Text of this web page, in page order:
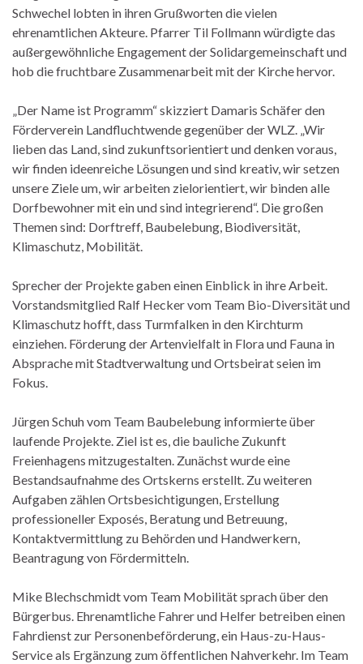
Schwechel lobten in ihren Grußworten die vielen
ehrenamtlichen Akteure. Pfarrer Til Follmann würdigte das
außergewöhnliche Engagement der Solidargemeinschaft und
hob die fruchtbare Zusammenarbeit mit der Kirche hervor.
„Der Name ist Programm“ skizziert Damaris Schäfer den
Förderverein Landfluchtwende gegenüber der WLZ. „Wir
lieben das Land, sind zukunftsorientiert und denken voraus,
wir finden ideenreiche Lösungen und sind kreativ, wir setzen
unsere Ziele um, wir arbeiten zielorientiert, wir binden alle
Dorfbewohner mit ein und sind integrierend“. Die großen
Themen sind: Dorftreff, Baubelebung, Biodiversität,
Klimaschutz, Mobilität.
Sprecher der Projekte gaben einen Einblick in ihre Arbeit.
Vorstandsmitglied Ralf Hecker vom Team Bio-Diversität und
Klimaschutz hofft, dass Turmfalken in den Kirchturm
einziehen. Förderung der Artenvielfalt in Flora und Fauna in
Absprache mit Stadtverwaltung und Ortsbeirat seien im
Fokus.
Jürgen Schuh vom Team Baubelebung informierte über
laufende Projekte. Ziel ist es, die bauliche Zukunft
Freienhagens mitzugestalten. Zunächst wurde eine
Bestandsaufnahme des Ortskerns erstellt. Zu weiteren
Aufgaben zählen Ortsbesichtigungen, Erstellung
professioneller Exposés, Beratung und Betreuung,
Kontaktvermittlung zu Behörden und Handwerkern,
Beantragung von Fördermitteln.
Mike Blechschmidt vom Team Mobilität sprach über den
Bürgerbus. Ehrenamtliche Fahrer und Helfer betreiben einen
Fahrdienst zur Personenbeförderung, ein Haus-zu-Haus-
Service als Ergänzung zum öffentlichen Nahverkehr. Im Team